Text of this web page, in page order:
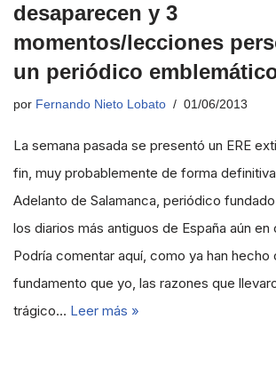
desaparecen y 3
momentos/lecciones
un periódico
por Fernando Nieto Lobato 01/06/2013
La semana pasada se presentó un ERE
fin, muy probablemente de forma
Adelanto de Salamanca, periódico
los diarios más antiguos de España aún en
Podría comentar aquí, como ya han hecho
fundamento que yo, las razones que
trágico… Leer más »